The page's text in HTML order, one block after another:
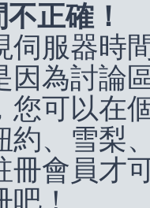
正確！
伺服器時
因為討論
您可以在
約、雪梨
冊會員才
！